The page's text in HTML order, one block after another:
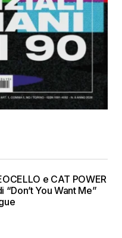
e CAT POWER
You Want Me”